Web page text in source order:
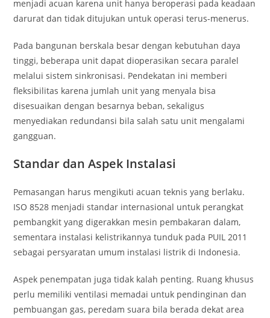
menjadi acuan karena unit hanya beroperasi pada keadaan
darurat dan tidak ditujukan untuk operasi terus-menerus.
Pada bangunan berskala besar dengan kebutuhan daya
tinggi, beberapa unit dapat dioperasikan secara paralel
melalui sistem sinkronisasi. Pendekatan ini memberi
fleksibilitas karena jumlah unit yang menyala bisa
disesuaikan dengan besarnya beban, sekaligus
menyediakan redundansi bila salah satu unit mengalami
gangguan.
Standar dan Aspek Instalasi
Pemasangan harus mengikuti acuan teknis yang berlaku.
ISO 8528 menjadi standar internasional untuk perangkat
pembangkit yang digerakkan mesin pembakaran dalam,
sementara instalasi kelistrikannya tunduk pada PUIL 2011
sebagai persyaratan umum instalasi listrik di Indonesia.
Aspek penempatan juga tidak kalah penting. Ruang khusus
perlu memiliki ventilasi memadai untuk pendinginan dan
pembuangan gas, peredam suara bila berada dekat area